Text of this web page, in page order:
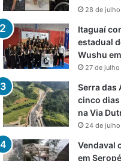
28 de
Itaguaí
estadual
Wushu
27 de
Serra das
cinco
na Via
24 de
Vendaval
em